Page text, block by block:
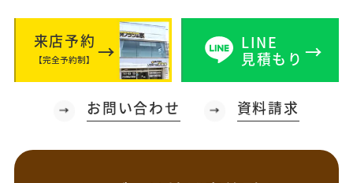
来店予約
【完全予約制】
LINE
見積もり
お問い合わせ 資料請求